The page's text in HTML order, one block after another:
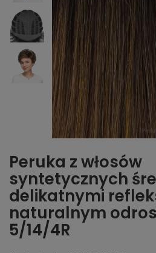
Peruka z włosów
syntetycznych
delikatnymi
naturalnym
5/14/4R